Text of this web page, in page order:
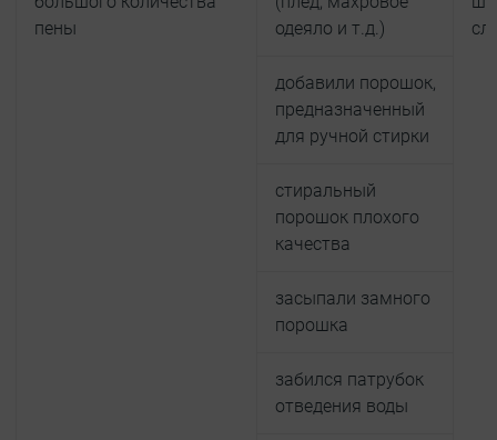
пены
одеяло и т.д.)
добавили порошок,
предназначенный
для ручной стирки
стиральный
порошок плохого
качества
засыпали замного
порошка
забился патрубок
отведения воды